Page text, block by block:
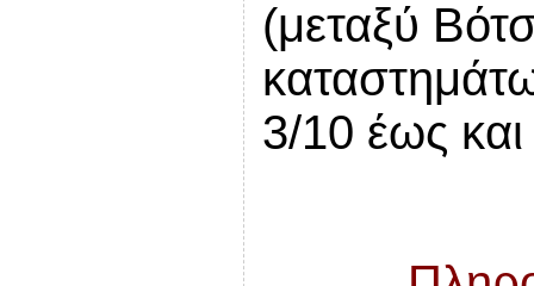
(μεταξύ
3/10 έως